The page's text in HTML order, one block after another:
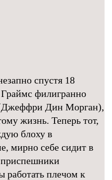
спустя 18
Граймс филигранно
(Джеффри Дин Морган),
жизнь. Теперь тот,
блоху в
мирно себе сидит в
приспешники
работать плечом к